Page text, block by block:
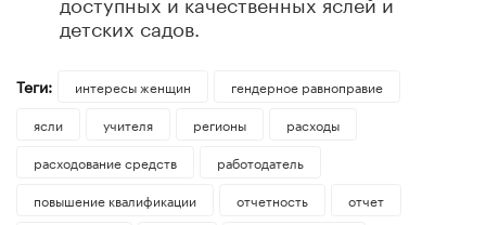
детских садов.
Теги: интересы женщин
гендерное равноправие
ясли
учителя регионы
расходы
расходование средств
работодатель
повышение квалификации
отчетность
отчет